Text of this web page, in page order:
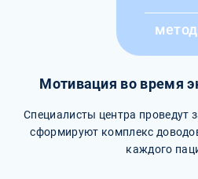
метод
Мотивация во время
Специалисты центра проведут
сформируют комплекс
каждого